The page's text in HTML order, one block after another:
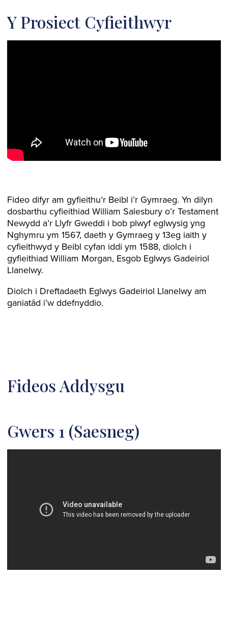
Y Prosiect Cyfieithwyr
Fideo difyr am gyfieithu’r Beibl i’r Gymraeg. Yn dilyn
dosbarthu cyfieithiad William Salesbury o’r Testament
Newydd a’r Llyfr Gweddi i bob plwyf eglwysig yng
Nghymru ym 1567, daeth y Gymraeg y 13eg iaith y
cyfieithwyd y Beibl cyfan iddi ym 1588, diolch i
gyfieithiad William Morgan, Esgob Eglwys Gadeiriol
Llanelwy.
Diolch i Dreftadaeth Eglwys Gadeiriol Llanelwy am
ganiatâd i’w ddefnyddio.
Fideos Addysgu
Gwers 1 (Saesneg)